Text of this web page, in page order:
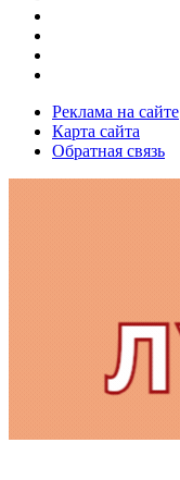
Реклама на сайте
Карта сайта
Обратная связь